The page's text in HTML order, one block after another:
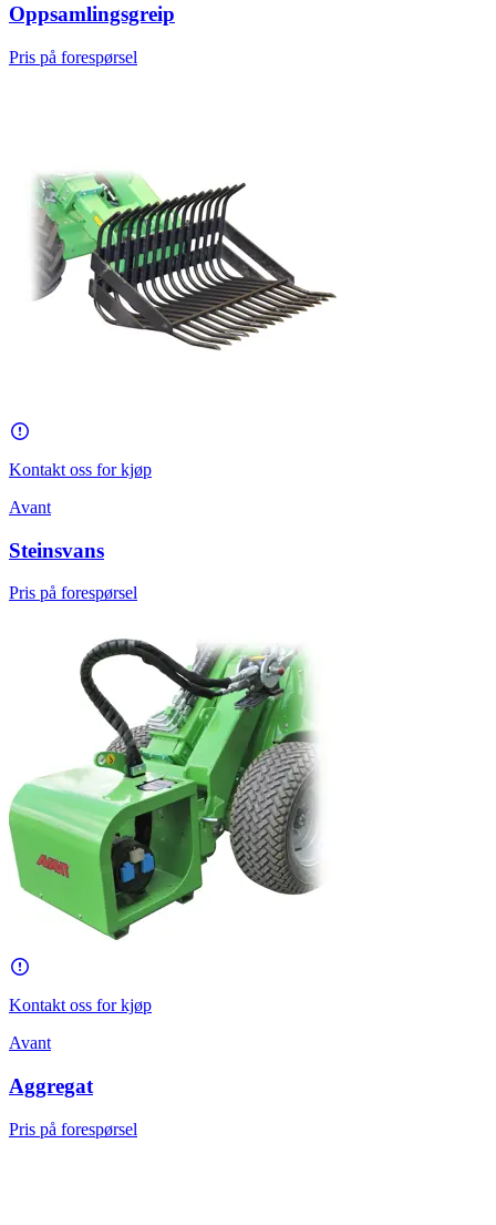
Oppsamlingsgreip
Pris på forespørsel
Kontakt oss for kjøp
Avant
Steinsvans
Pris på forespørsel
Kontakt oss for kjøp
Avant
Aggregat
Pris på forespørsel